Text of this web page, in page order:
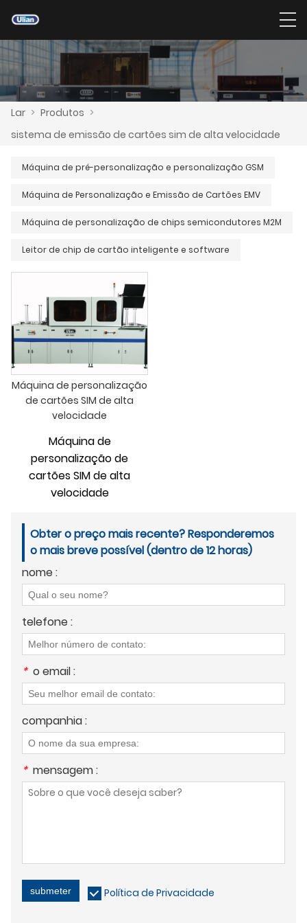
Lar > Produtos >
sistema de emissão de cartões sim de alta velocidade
Máquina de pré-personalização e personalização GSM
Máquina de Personalização e Emissão de Cartões EMV
Máquina de personalização de chips semicondutores M2M
Leitor de chip de cartão inteligente e software
Máquina de personalização
de cartões SIM de alta
velocidade
Máquina de
personalização de
cartões SIM de alta
velocidade
Obter o preço mais recente? Responderemos
o mais breve possível (dentro de 12 horas)
nome :
telefone :
* o email :
companhia :
* mensagem :
submeter Política de Privacidade